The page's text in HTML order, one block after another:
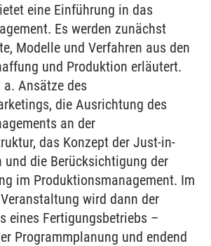
eine Einführung in das
Es werden zunächst
Modelle und Verfahren aus den
und Produktion erläutert.
Ansätze des
die Ausrichtung des
an der
das Konzept der Just-in-
und die Berücksichtigung der
im Produktionsmanagement. Im
wird dann der
eines Fertigungsbetriebs –
Programmplanung und endend